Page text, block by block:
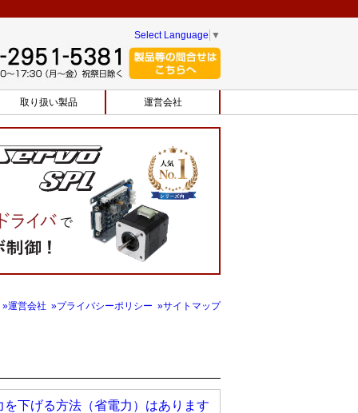
Select Language ▼
取り扱い製品 運営会社
»運営会社 »プライバシーポリシー »サイトマップ
下げる方法（省電力）はあります